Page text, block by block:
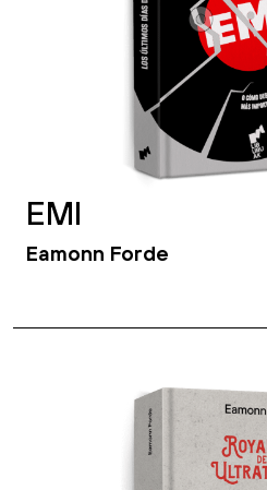
EMI
Eamonn Forde